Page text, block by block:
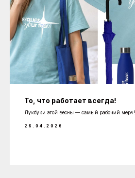
То, что работает всегда!
Лукбуки этой весны — самый рабочий мерч!
29.04.2026